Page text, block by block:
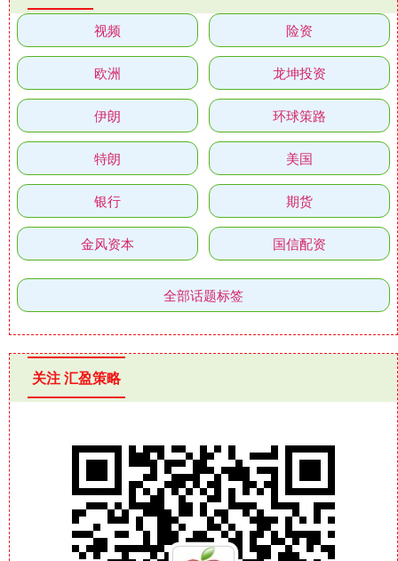
视频 险资
欧洲 龙坤投资
伊朗 环球策路
特朗 美国
银行 期货
金风资本 国信配资
全部话题标签
关注 汇盈策略